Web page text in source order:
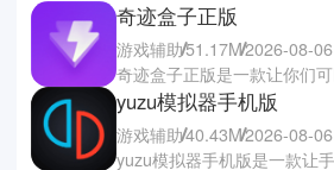
奇迹盒子正版
游戏辅助51.17M2026-08-06
yuzu模拟器手机版
游戏辅助40.43M2026-08-06